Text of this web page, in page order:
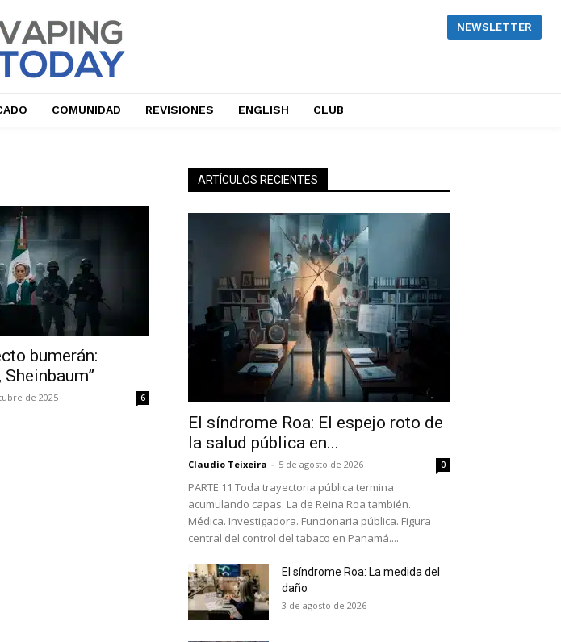
No te pierdas de las últimas
NEWSLETTER
COMUNIDAD REVISIONES ENGLISH CLUB
bumerán:
Sheinbaum”
de 2025 6
ARTÍCULOS RECIENTES
El síndrome Roa: El espejo roto de
la salud pública en...
Claudio Teixeira - 5 de agosto de 2026 0
PARTE 11 Toda trayectoria pública termina
acumulando capas. La de Reina Roa también.
Médica. Investigadora. Funcionaria pública. Figura
central del control del tabaco en Panamá....
El síndrome Roa: La medida del
daño
3 de agosto de 2026